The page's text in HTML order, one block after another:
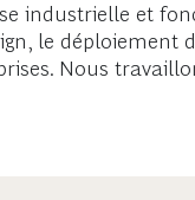
industrielle et
le déploiement
Nous